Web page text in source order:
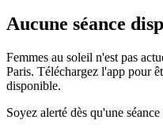
Aucune séance
Femmes au soleil n'est pas
Paris. Téléchargez l'app pour
disponible.
Soyez alerté dès qu'une